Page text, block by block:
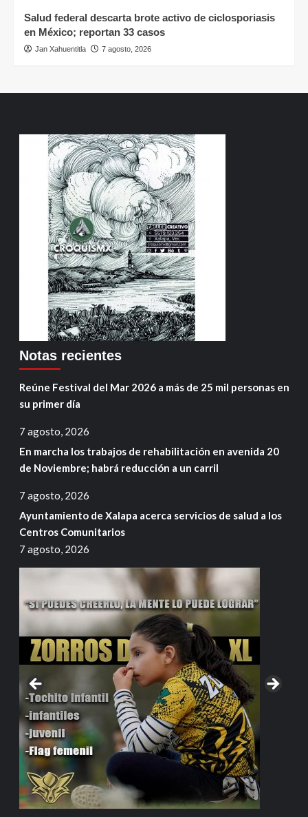
Salud federal descarta brote activo de ciclosporiasis
en México; reportan 33 casos
Jan Xahuentitla 7 agosto, 2026
Notas recientes
Reúne Festival del Mar 2026 a más de 25 mil personas en
su primer día
7 agosto, 2026
En marcha los trabajos de rehabilitación en avenida 20
de Noviembre; habrá reducción a un carril
7 agosto, 2026
Ayuntamiento de Xalapa acerca servicios de salud a los
Centros Comunitarios
7 agosto, 2026